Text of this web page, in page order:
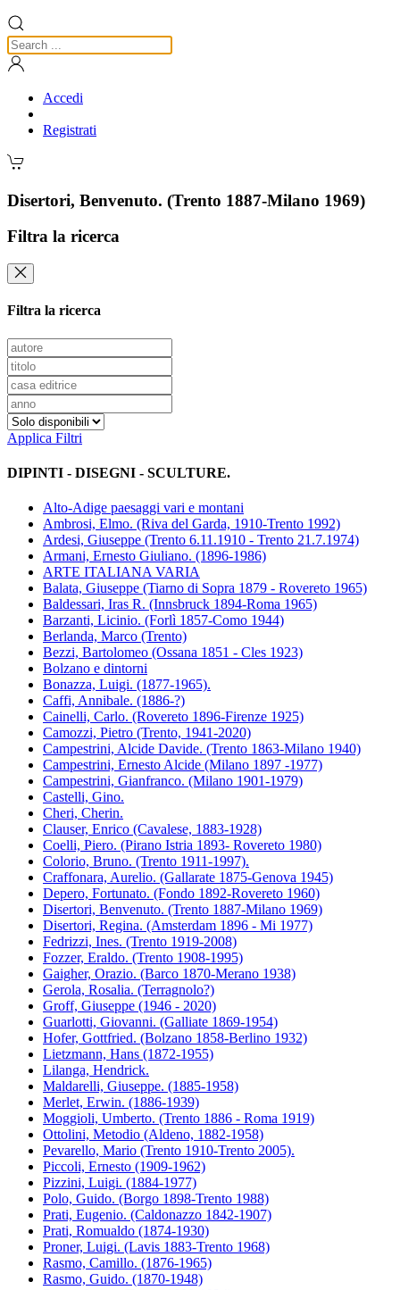
Accedi
Registrati
Disertori, Benvenuto. (Trento 1887-Milano 1969)
Filtra la ricerca
Filtra la ricerca
Applica Filtri
DIPINTI - DISEGNI - SCULTURE.
Alto-Adige paesaggi vari e montani
Ambrosi, Elmo. (Riva del Garda, 1910-Trento 1992)
Ardesi, Giuseppe (Trento 6.11.1910 - Trento 21.7.1974)
Armani, Ernesto Giuliano. (1896-1986)
ARTE ITALIANA VARIA
Balata, Giuseppe (Tiarno di Sopra 1879 - Rovereto 1965)
Baldessari, Iras R. (Innsbruck 1894-Roma 1965)
Barzanti, Licinio. (Forlì 1857-Como 1944)
Berlanda, Marco (Trento)
Bezzi, Bartolomeo (Ossana 1851 - Cles 1923)
Bolzano e dintorni
Bonazza, Luigi. (1877-1965).
Caffi, Annibale. (1886-?)
Cainelli, Carlo. (Rovereto 1896-Firenze 1925)
Camozzi, Pietro (Trento, 1941-2020)
Campestrini, Alcide Davide. (Trento 1863-Milano 1940)
Campestrini, Ernesto Alcide (Milano 1897 -1977)
Campestrini, Gianfranco. (Milano 1901-1979)
Castelli, Gino.
Cheri, Cherin.
Clauser, Enrico (Cavalese, 1883-1928)
Coelli, Piero. (Pirano Istria 1893- Rovereto 1980)
Colorio, Bruno. (Trento 1911-1997).
Craffonara, Aurelio. (Gallarate 1875-Genova 1945)
Depero, Fortunato. (Fondo 1892-Rovereto 1960)
Disertori, Benvenuto. (Trento 1887-Milano 1969)
Disertori, Regina. (Amsterdam 1896 - Mi 1977)
Fedrizzi, Ines. (Trento 1919-2008)
Fozzer, Eraldo. (Trento 1908-1995)
Gaigher, Orazio. (Barco 1870-Merano 1938)
Gerola, Rosalia. (Terragnolo?)
Groff, Giuseppe (1946 - 2020)
Guarlotti, Giovanni. (Galliate 1869-1954)
Hofer, Gottfried. (Bolzano 1858-Berlino 1932)
Lietzmann, Hans (1872-1955)
Lilanga, Hendrick.
Maldarelli, Giuseppe. (1885-1958)
Merlet, Erwin. (1886-1939)
Moggioli, Umberto. (Trento 1886 - Roma 1919)
Ottolini, Metodio (Aldeno, 1882-1958)
Pevarello, Mario (Trento 1910-Trento 2005).
Piccoli, Ernesto (1909-1962)
Pizzini, Luigi. (1884-1977)
Polo, Guido. (Borgo 1898-Trento 1988)
Prati, Eugenio. (Caldonazzo 1842-1907)
Prati, Romualdo (1874-1930)
Proner, Luigi. (Lavis 1883-Trento 1968)
Rasmo, Camillo. (1876-1965)
Rasmo, Guido. (1870-1948)